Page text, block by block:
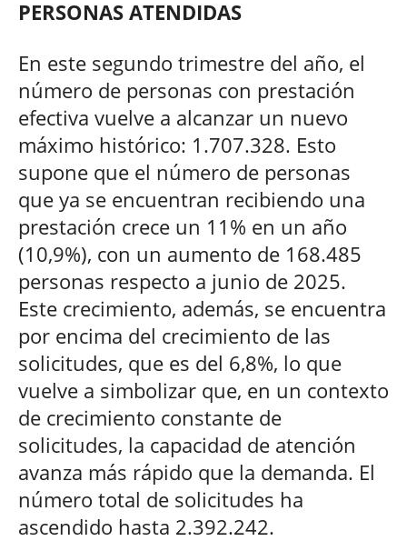
PERSONAS ATENDIDAS
En este segundo trimestre del año, el
número de personas con prestación
efectiva vuelve a alcanzar un nuevo
máximo histórico: 1.707.328. Esto
supone que el número de personas
que ya se encuentran recibiendo una
prestación crece un 11% en un año
(10,9%), con un aumento de 168.485
personas respecto a junio de 2025.
Este crecimiento, además, se encuentra
por encima del crecimiento de las
solicitudes, que es del 6,8%, lo que
vuelve a simbolizar que, en un contexto
de crecimiento constante de
solicitudes, la capacidad de atención
avanza más rápido que la demanda. El
número total de solicitudes ha
ascendido hasta 2.392.242.